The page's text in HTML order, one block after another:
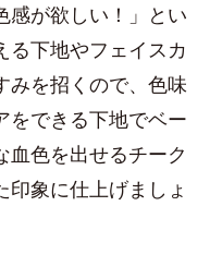
感が欲しい！」とい
る下地やフェイスカ
みを招くので、色味
をできる下地でベー
血色を出せるチーク
印象に仕上げましょ